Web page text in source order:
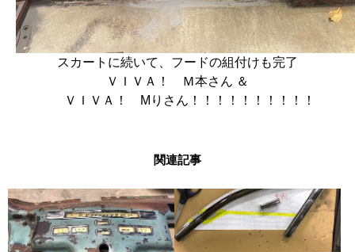
スカートに続いて、フードの組付けも完了
ＶＩＶＡ！ Ｍ本さん ＆
ＶＩＶＡ！ Mりさん！！！！！！！！！！
関連記事